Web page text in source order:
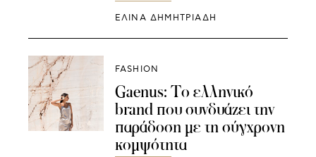
ΕΛΙΝΑ ΔΗΜΗΤΡΙΑΔΗ
FASHION
Gaenus: Το ελληνικό
brand που συνδυάζει την
παράδοση με τη σύγχρονη
κομψότητα